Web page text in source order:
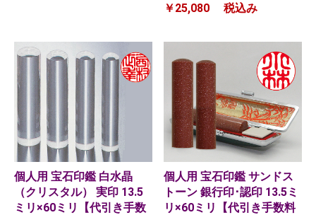
￥25,080
税込み
個人用 宝石印鑑 白水晶
（クリスタル） 実印 13.5
ミリ×60ミリ【代引き手数
個人用 宝石印鑑 サンドス
トーン 銀行印･認印 13.5ミ
リ×60ミリ【代引き手数料